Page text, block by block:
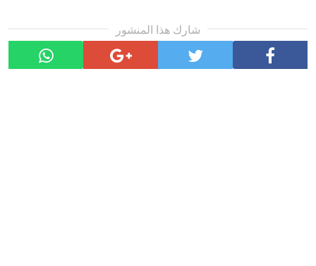
شارك هذا المنشور